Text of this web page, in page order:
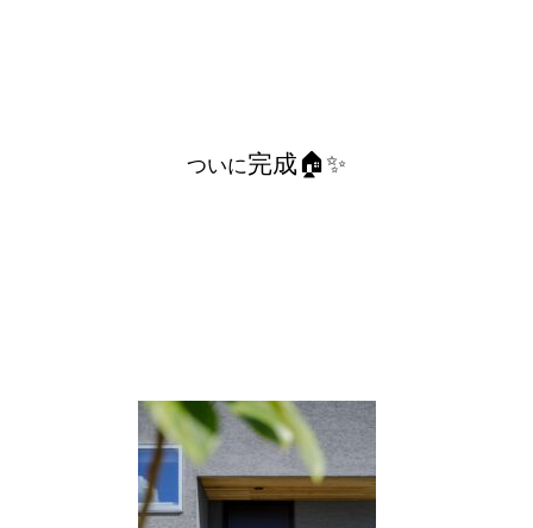
ついに完成🏠✨